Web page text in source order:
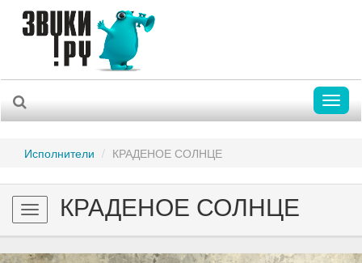
Исполнители КРАДЕНОЕ СОЛНЦЕ
Toggle
navigation
КРАДЕНОЕ СОЛНЦЕ